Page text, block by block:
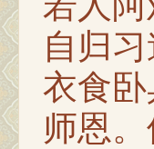
自归
衣食
师恩